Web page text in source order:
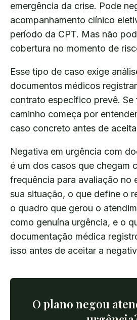
emergência da crise. Pode
acompanhamento clínico
período da CPT. Mas não
cobertura no momento de
Esse tipo de caso exige
documentos médicos
contrato específico prevê. Se
caminho começa por
caso concreto antes de
Negativa em urgência com
é um dos casos que chegam
frequência para avaliação no
sua situação, o que define o
o quadro que gerou o
como genuína urgência, e o
documentação médica
isso antes de aceitar a
O plano negou